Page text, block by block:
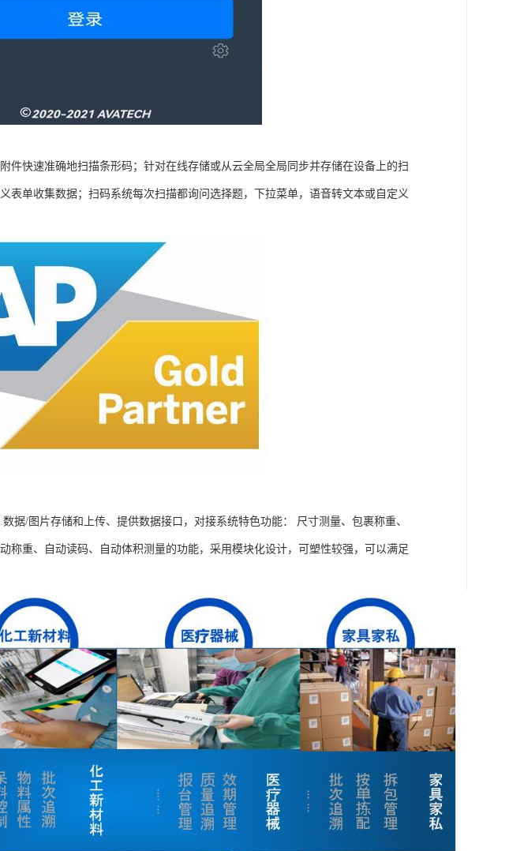
件快速准确地扫描条形码；针对在线存储或从云全局全局同步并存储在设备上的扫
表单收集数据；扫码系统每次扫描都询问选择题，下拉菜单，语音转文本或自定义
据/图片存储和上传、提供数据接口，对接系统特色功能： 尺寸测量、包裹称重、
称重、自动读码、自动体积测量的功能，采用模块化设计，可塑性较强，可以满足